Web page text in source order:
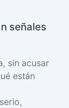
señales
sin acusar
están